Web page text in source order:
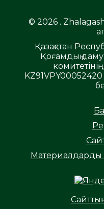
© 2026 .
Қазақстан
Қоғамдық даму
Материалдарды